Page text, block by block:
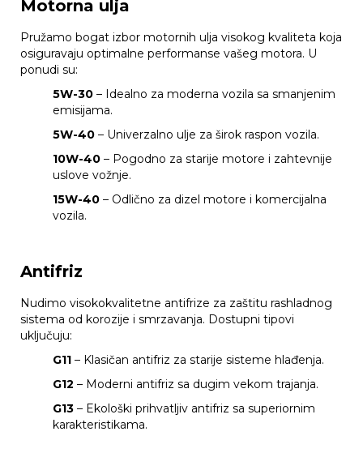
Motorna ulja
Pružamo bogat izbor motornih ulja visokog kvaliteta koja
osiguravaju optimalne performanse vašeg motora. U
ponudi su:
5W-30 – Idealno za moderna vozila sa smanjenim
emisijama.
5W-40 – Univerzalno ulje za širok raspon vozila.
10W-40 – Pogodno za starije motore i zahtevnije
uslove vožnje.
15W-40 – Odlično za dizel motore i komercijalna
vozila.
Antifriz
Nudimo visokokvalitetne antifrize za zaštitu rashladnog
sistema od korozije i smrzavanja. Dostupni tipovi
uključuju:
G11 – Klasičan antifriz za starije sisteme hlađenja.
G12 – Moderni antifriz sa dugim vekom trajanja.
G13 – Ekološki prihvatljiv antifriz sa superiornim
karakteristikama.